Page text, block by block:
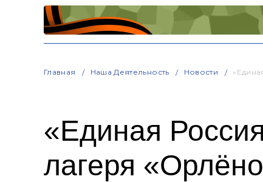
Главная Наша Деятельность Новости
«Единая
лагеря